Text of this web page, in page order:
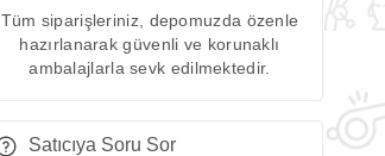
Tüm siparişleriniz, depomuzda özenle
hazırlanarak güvenli ve korunaklı
ambalajlarla sevk edilmektedir.
Satıcıya Soru Sor